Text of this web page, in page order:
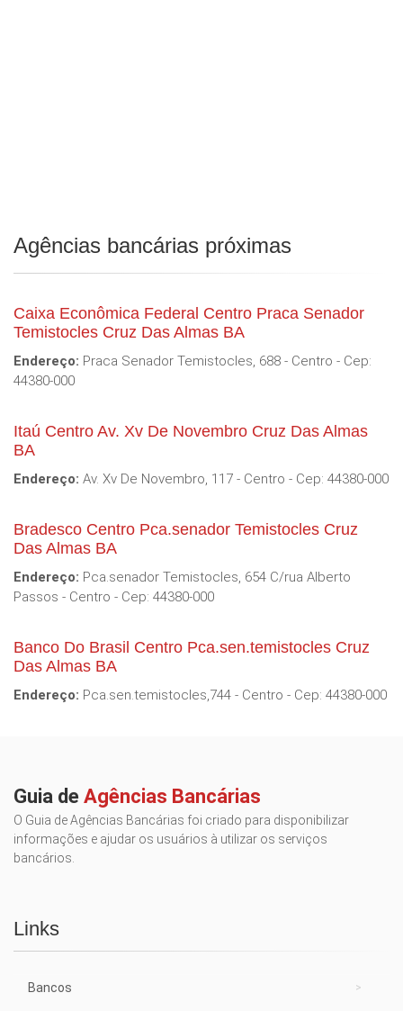
Agências bancárias próximas
Caixa Econômica Federal Centro Praca Senador
Temistocles Cruz Das Almas BA
Endereço: Praca Senador Temistocles, 688 - Centro - Cep:
44380-000
Itaú Centro Av. Xv De Novembro Cruz Das Almas
BA
Endereço: Av. Xv De Novembro, 117 - Centro - Cep: 44380-000
Bradesco Centro Pca.senador Temistocles Cruz
Das Almas BA
Endereço: Pca.senador Temistocles, 654 C/rua Alberto
Passos - Centro - Cep: 44380-000
Banco Do Brasil Centro Pca.sen.temistocles Cruz
Das Almas BA
Endereço: Pca.sen.temistocles,744 - Centro - Cep: 44380-000
Guia de Agências Bancárias
O Guia de Agências Bancárias foi criado para disponibilizar
informações e ajudar os usuários à utilizar os serviços
bancários.
Links
Bancos